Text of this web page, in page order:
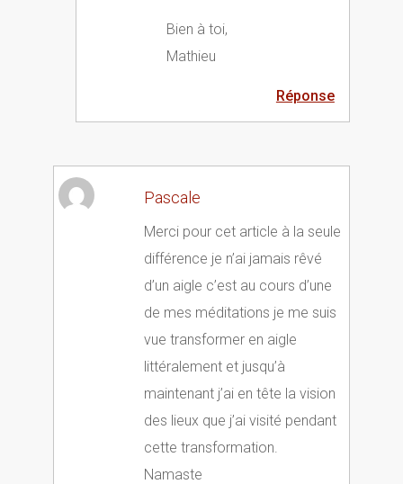
Bien à toi,
Mathieu
Réponse
Pascale
Merci pour cet article à la seule
différence je n’ai jamais rêvé
d’un aigle c’est au cours d’une
de mes méditations je me suis
vue transformer en aigle
littéralement et jusqu’à
maintenant j’ai en tête la vision
des lieux que j’ai visité pendant
cette transformation.
Namaste